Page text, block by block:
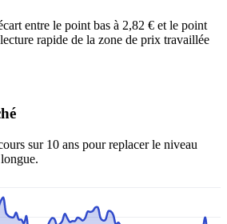
entre le point bas à 2,82 € et le point
rapide de la zone de prix travaillée
sur 10 ans pour replacer le niveau